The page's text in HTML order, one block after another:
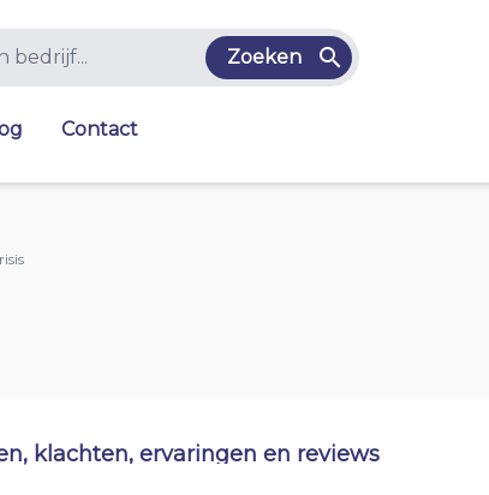
Zoeken
Contact
klachten, ervaringen en reviews